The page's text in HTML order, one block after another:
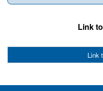
Link
Link